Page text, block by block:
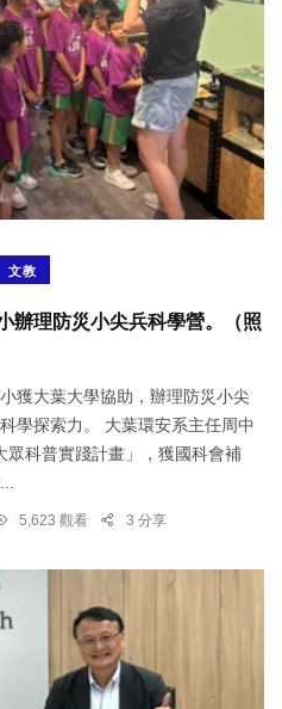
文教
辦理防災小尖兵科學營。（照
獲大葉大學協助，辦理防災小尖
學探索力。 大葉環安系主任周中
科普實踐計畫」，獲國科會補
5,623 觀看 3 分享